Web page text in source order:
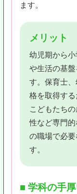
ます。
メリット
幼児期から
や生活の基
す。保育士
格を取得する
こどもたち
性など専門
の職場で必
す。
■ 学科の手